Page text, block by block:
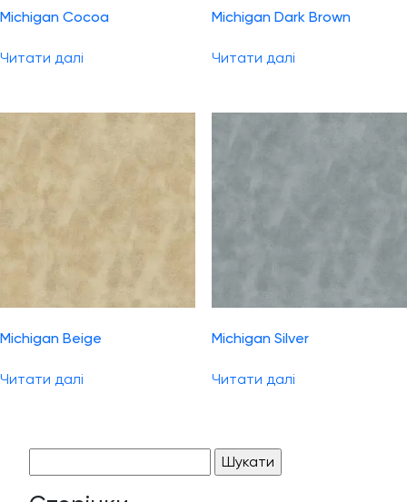
Michigan Cocoa
Читати далі
Michigan Dark Brown
Читати далі
Michigan Beige
Читати далі
Michigan Silver
Читати далі